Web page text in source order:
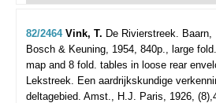
82/2464 Vink, T. De Rivierstreek. Baarn,
Bosch & Keuning, 1954, 840p., large fold.
map and 8 fold. tables in loose rear
Lekstreek. Een aardrijkskundige
deltagebied. Amst., H.J. Paris, 1926,